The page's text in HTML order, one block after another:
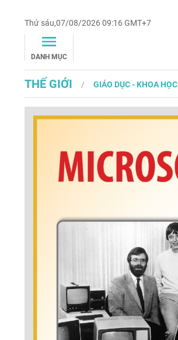
Thứ sáu,07/08/2026 09:16 GMT+7
DANH MỤC
THẾ GIỚI GIÁO DỤC - KHOA HỌC